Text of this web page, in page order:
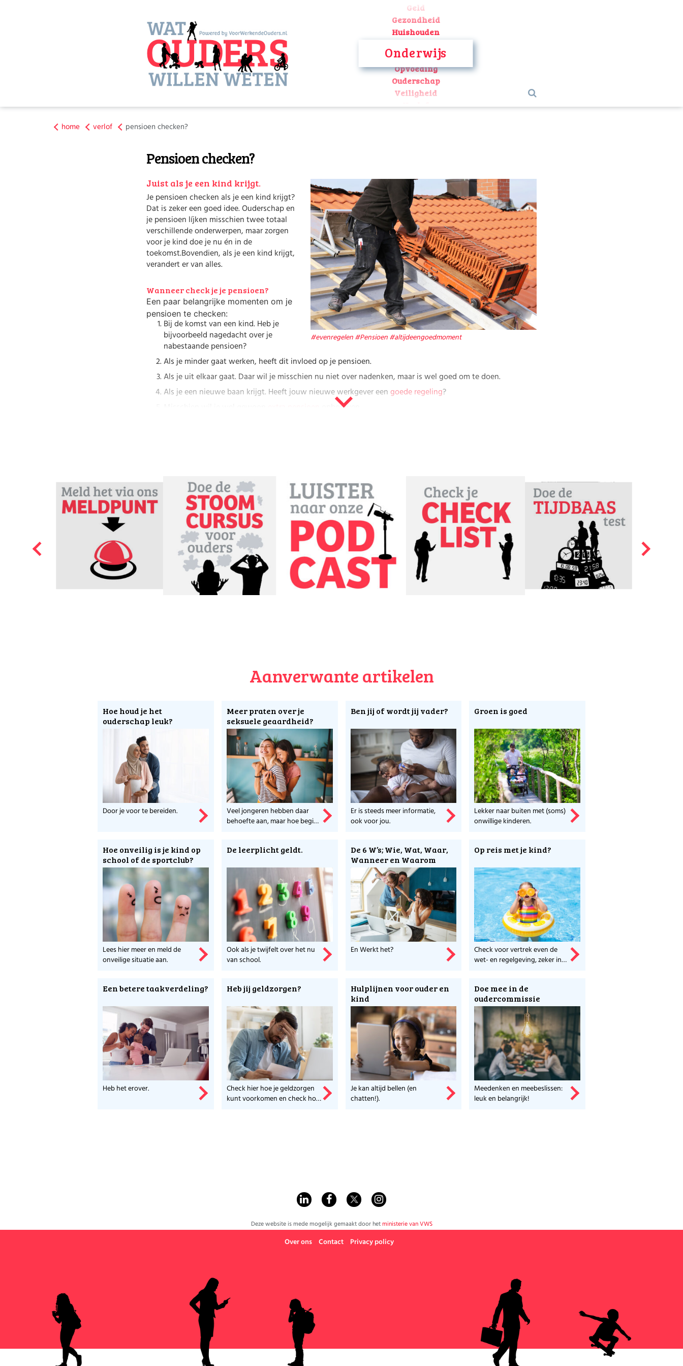
Geld
Gezondheid
Huishouden
Onderwijs
Opvoeding
Ouderschap
Veiligheid
Verlof
Onderwijs
Opvoeding
Ouderschap
Veiligheid
Verlof
Werk
Onderwijs
home verlof pensioen checken?
Pensioen checken?
#evenregelen #Pensioen #altijdeengoedmoment
Juist als je een kind krijgt.
Je pensioen checken als je een kind krijgt?
Dat is zeker een goed idee. Ouderschap en
je pensioen líjken misschien twee totaal
verschillende onderwerpen, maar zorgen
voor je kind doe je nu én in de
toekomst.Bovendien, als je een kind krijgt,
verandert er van alles.
Wanneer check je je pensioen?
Een paar belangrijke momenten om je
pensioen te checken:
Bij de komst van een kind. Heb je
bijvoorbeeld nagedacht over je
nabestaande pensioen?
Als je minder gaat werken, heeft dit invloed op je pensioen.
Als je uit elkaar gaat. Daar wil je misschien nu niet over nadenken, maar is wel goed om te doen.
Als je een nieuwe baan krijgt. Heeft jouw nieuwe werkgever een goede regeling?
opbouwen.
uit elkaar gaat dan kan dat wel eens het enige zijn dat je te besteden hebt op je oude dag. Niet iets waar je als
zwangere of jonge moeder per se aan wilt denken, maar goed: een gewaarschuwd mens telt voor twee.
Bovendien, ook als je gewoon bij elkaar blijft, is het fijn om te weten waar je aan toe bent.
Meer weten?
Andere handige sites zijn de siteWijzer in Geldzakenen het Nibud
. Daar vind je ook meer informatie over
hoeveel geld je eigenlijk nodig hebt als je met pensioen gaat. En doe bijvoorbeeld de pensioenstarter of check
het geldplan pensioen. Als je toch bezig bent, check dan ook gelijk onze speciale
Checklist Werken en Zorgen.
Weet wat het verschil is tussen de drie pensioensvormen?
Meer weten over de makers van dit platform?
Ga naar Stichting Voor Werkende Ouders en ontdek wat zij nog meer voor ouders doet.
Aanverwante artikelen
Hoe houd je het
ouderschap leuk?
Door je voor te bereiden.
Meer praten over je
seksuele geaardheid?
Veel jongeren hebben daar
behoefte aan, maar hoe begin
Ben jij of wordt jij vader?
Er is steeds meer informatie,
ook voor jou.
Groen is goed
Lekker naar buiten met (soms)
onwillige kinderen.
Hoe onveilig is je kind op
school of de sportclub?
Lees hier meer en meld de
onveilige situatie aan.
De leerplicht geldt.
Ook als je twijfelt over het nu
van school.
De 6 W’s; Wie, Wat, Waar,
Wanneer en Waarom
En Werkt het?
Op reis met je kind?
Check voor vertrek even de
wet- en regelgeving, zeker in
Een betere taakverdeling?
Heb het erover.
Heb jij geldzorgen?
Check hier hoe je geldzorgen
kunt voorkomen en check hoe
Hulplijnen voor ouder en
kind
Je kan altijd bellen (en
chatten!).
Doe mee in de
oudercommissie
Meedenken en meebeslissen:
leuk en belangrijk!
Deze website is mede mogelijk gemaakt door het ministerie van VWS
Over ons Contact Privacy policy